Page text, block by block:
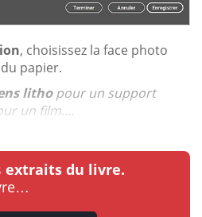
, choisissez la face photo
papier.
lithopour un support
un film....
extraits du livre.